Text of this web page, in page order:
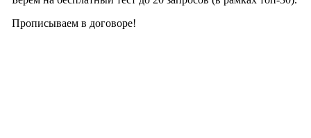
Прописываем в договоре!